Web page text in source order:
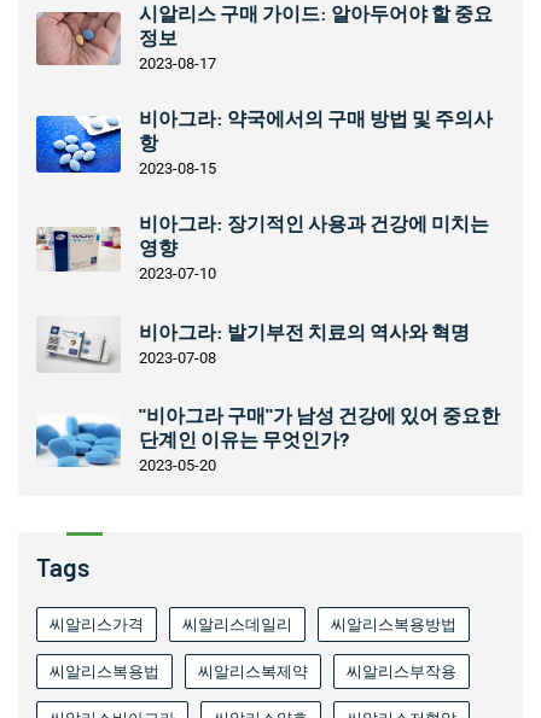
시알리스 구매 가이드: 알아두어야 할 중요
정보
2023-08-17
비아그라: 약국에서의 구매 방법 및 주의사
항
2023-08-15
비아그라: 장기적인 사용과 건강에 미치는
영향
2023-07-10
비아그라: 발기부전 치료의 역사와 혁명
2023-07-08
"비아그라 구매"가 남성 건강에 있어 중요한
단계인 이유는 무엇인가?
2023-05-20
Tags
씨알리스가격 씨알리스데일리 씨알리스복용방법
씨알리스복용법 씨알리스복제약 씨알리스부작용